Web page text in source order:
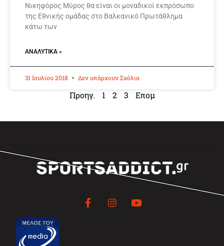
Νικηφόρος Μύρος θα είναι οι μοναδικοί εκπρόσωπο
της Εθνικής ομάδας στο Βαλκανικό Πρωτάθλημα
κάτω των
ΑΝΑΛΥΤΙΚΆ »
31 Ιουλίου 2018 Δεν υπάρχουν Σχόλια
Προηγ. 1 2 3 Επομ